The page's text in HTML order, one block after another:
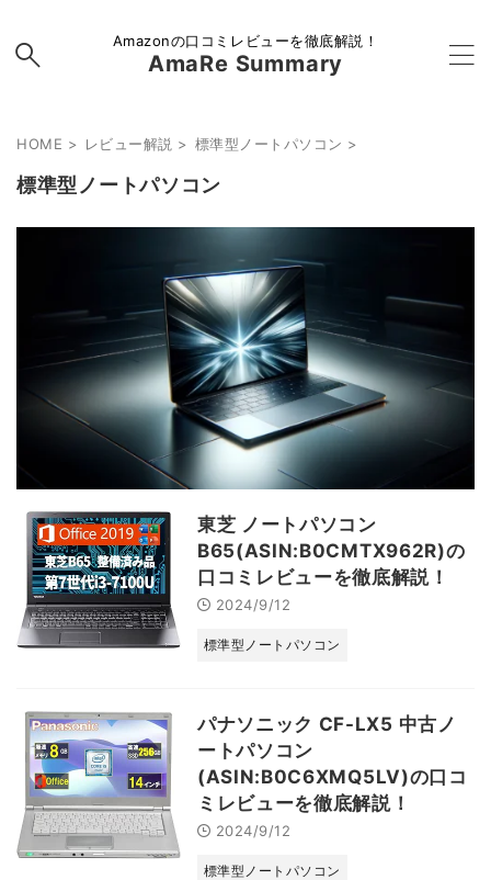
Amazonの口コミレビューを徹底解説！
AmaRe Summary
HOME > レビュー解説 > 標準型ノートパソコン >
標準型ノートパソコン
東芝 ノートパソコン
B65(ASIN:B0CMTX962R)の
口コミレビューを徹底解説！
2024/9/12
標準型ノートパソコン
パナソニック CF-LX5 中古ノ
ートパソコン
(ASIN:B0C6XMQ5LV)の口コ
ミレビューを徹底解説！
2024/9/12
標準型ノートパソコン